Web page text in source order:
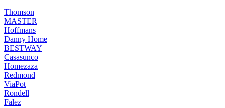
Thomson
MASTER
Hoffmans
Danny Home
BESTWAY
Casasunco
Homezaza
Redmond
ViaPot
Rondell
Falez